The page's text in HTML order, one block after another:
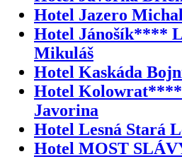
Hotel Jazero
Hotel Jánošík****
Mikuláš
Hotel Kaskáda
Hotel Kolowrat****
Javorina
Hotel Lesná Stará
Hotel MOST